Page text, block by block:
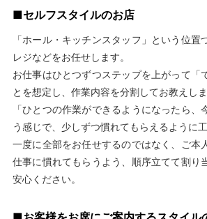
■セルフスタイルのお店
「ホール・キッチンスタッフ」という位置
レジなどをお任せします。
お仕事はひとつずつステップを上がって「
とを想定し、作業内容を分割してお教えしま
「ひとつの作業ができるようになったら、
う感じで、少しずつ慣れてもらえるように工
一度に全部をお任せするのではなく、ご本
仕事に慣れてもらうよう、順序立てて割り
安心ください。